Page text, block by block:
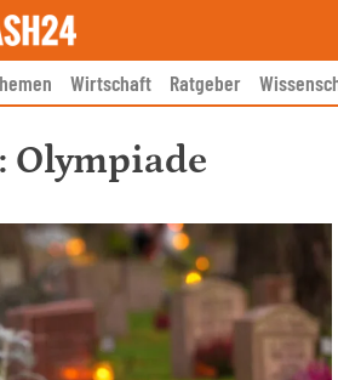
Wirtschaft Ratgeber
Olympiade